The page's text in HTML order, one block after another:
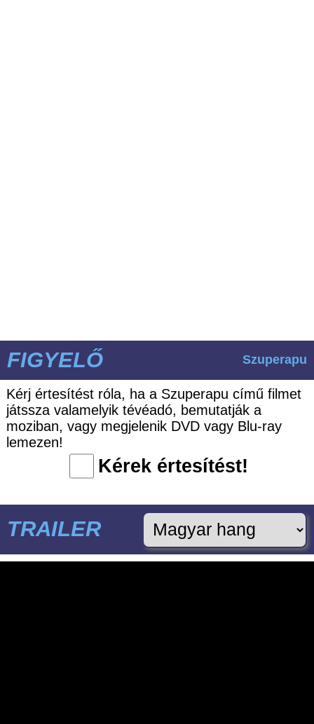
FIGYELŐ Szuperapu
Kérj értesítést róla, ha a Szuperapu című filmet
játssza valamelyik tévéadó, bemutatják a
moziban, vagy megjelenik DVD vagy Blu-ray
lemezen!
Kérek értesítést!
TRAILER